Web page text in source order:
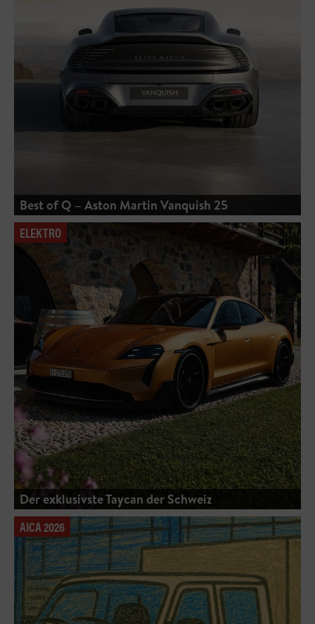
Best of Q – Aston Martin Vanquish 25
ELEKTRO
Der exklusivste Taycan der Schweiz
AICA 2026